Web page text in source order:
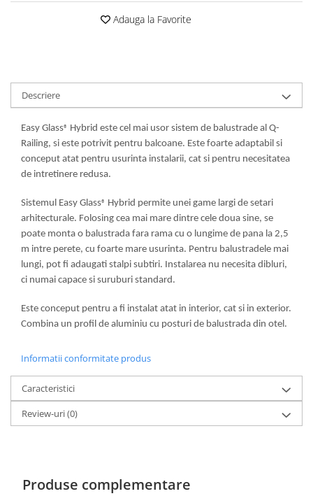
Adauga la Favorite
Descriere
Easy Glass® Hybrid este cel mai usor sistem de balustrade al Q-
Railing, si este potrivit pentru balcoane. Este foarte adaptabil si
conceput atat pentru usurinta instalarii, cat si pentru necesitatea
de intretinere redusa.
Sistemul Easy Glass® Hybrid permite unei game largi de setari
arhitecturale. Folosing cea mai mare dintre cele doua sine, se
poate monta o balustrada fara rama cu o lungime de pana la 2,5
m intre perete, cu foarte mare usurinta. Pentru balustradele mai
lungi, pot fi adaugati stalpi subtiri. Instalarea nu necesita dibluri,
ci numai capace si suruburi standard.
Este conceput pentru a fi instalat atat in interior, cat si in exterior.
Combina un profil de aluminiu cu posturi de balustrada din otel.
Informatii conformitate produs
Caracteristici
Review-uri(0)
Produse complementare